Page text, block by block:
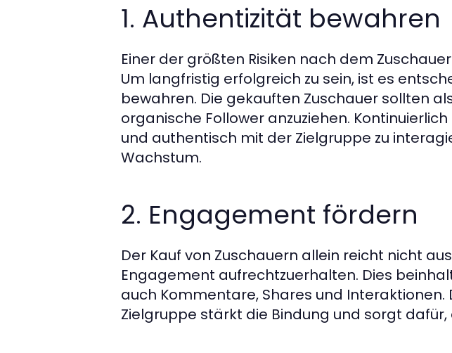
1. Authentizität bewahren
Einer der größten Risiken nach dem
Um langfristig erfolgreich zu sein, ist es
bewahren. Die gekauften Zuschauer sollten
organische Follower anzuziehen.
und authentisch mit der Zielgruppe zu
Wachstum.
2. Engagement fördern
Der Kauf von Zuschauern allein reicht nicht
Engagement aufrechtzuerhalten. Dies
auch Kommentare, Shares und
Zielgruppe stärkt die Bindung und sorgt